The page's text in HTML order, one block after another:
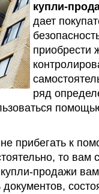
купли-
дает
приобрести
ряд
прибегать к
то вам
продажи